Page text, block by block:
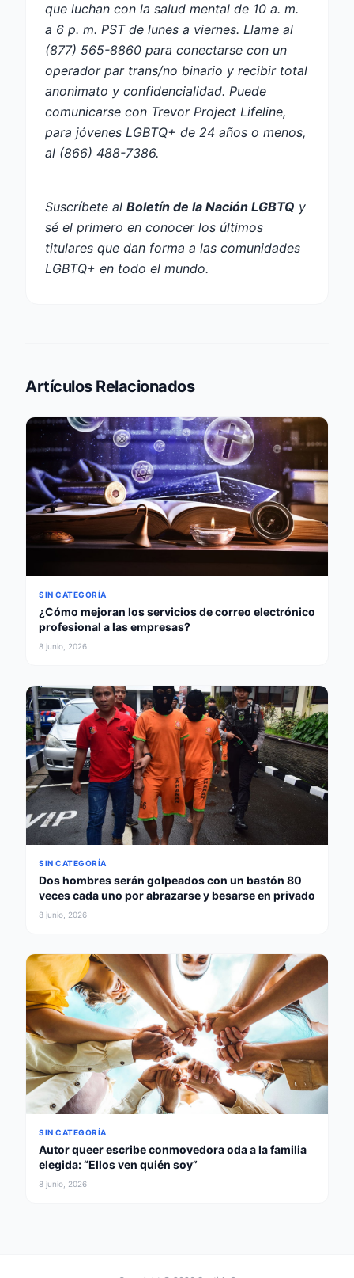
que luchan con la salud mental de 10 a. m.
a 6 p. m. PST de lunes a viernes. Llame al
(877) 565-8860 para conectarse con un
operador par trans/no binario y recibir total
anonimato y confidencialidad. Puede
comunicarse con Trevor Project Lifeline,
para jóvenes LGBTQ+ de 24 años o menos,
al (866) 488-7386.
Suscríbete al Boletín de la Nación LGBTQ y
sé el primero en conocer los últimos
titulares que dan forma a las comunidades
LGBTQ+ en todo el mundo.
Artículos Relacionados
SIN CATEGORÍA
¿Cómo mejoran los servicios de correo electrónico
profesional a las empresas?
8 junio, 2026
SIN CATEGORÍA
Dos hombres serán golpeados con un bastón 80
veces cada uno por abrazarse y besarse en privado
8 junio, 2026
SIN CATEGORÍA
Autor queer escribe conmovedora oda a la familia
elegida: “Ellos ven quién soy”
8 junio, 2026